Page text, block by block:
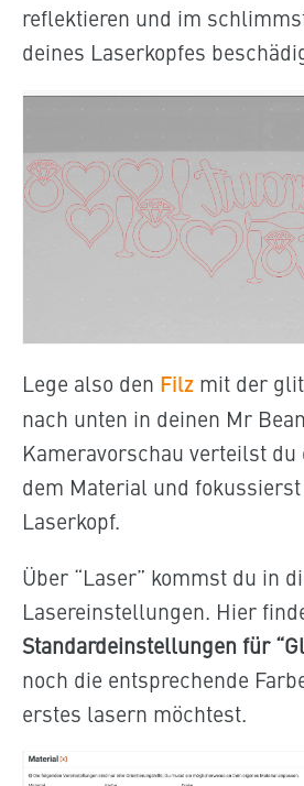
reflektieren und im
deines Laserkopfes
Lege also den Filzmit der
nach unten in deinen Mr
Kameravorschau verteilst du
dem Material und
Laserkopf.
Über “Laser” kommst du in
Lasereinstellungen. Hier
Standardeinstellungen für
noch die entsprechende
erstes lasern möchtest.